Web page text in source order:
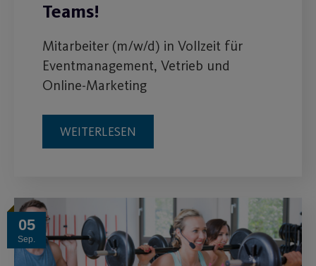
Teams!
Mitarbeiter (m/w/d) in Vollzeit für
Eventmanagement, Vetrieb und
Online-Marketing
WEITERLESEN
05
Sep.